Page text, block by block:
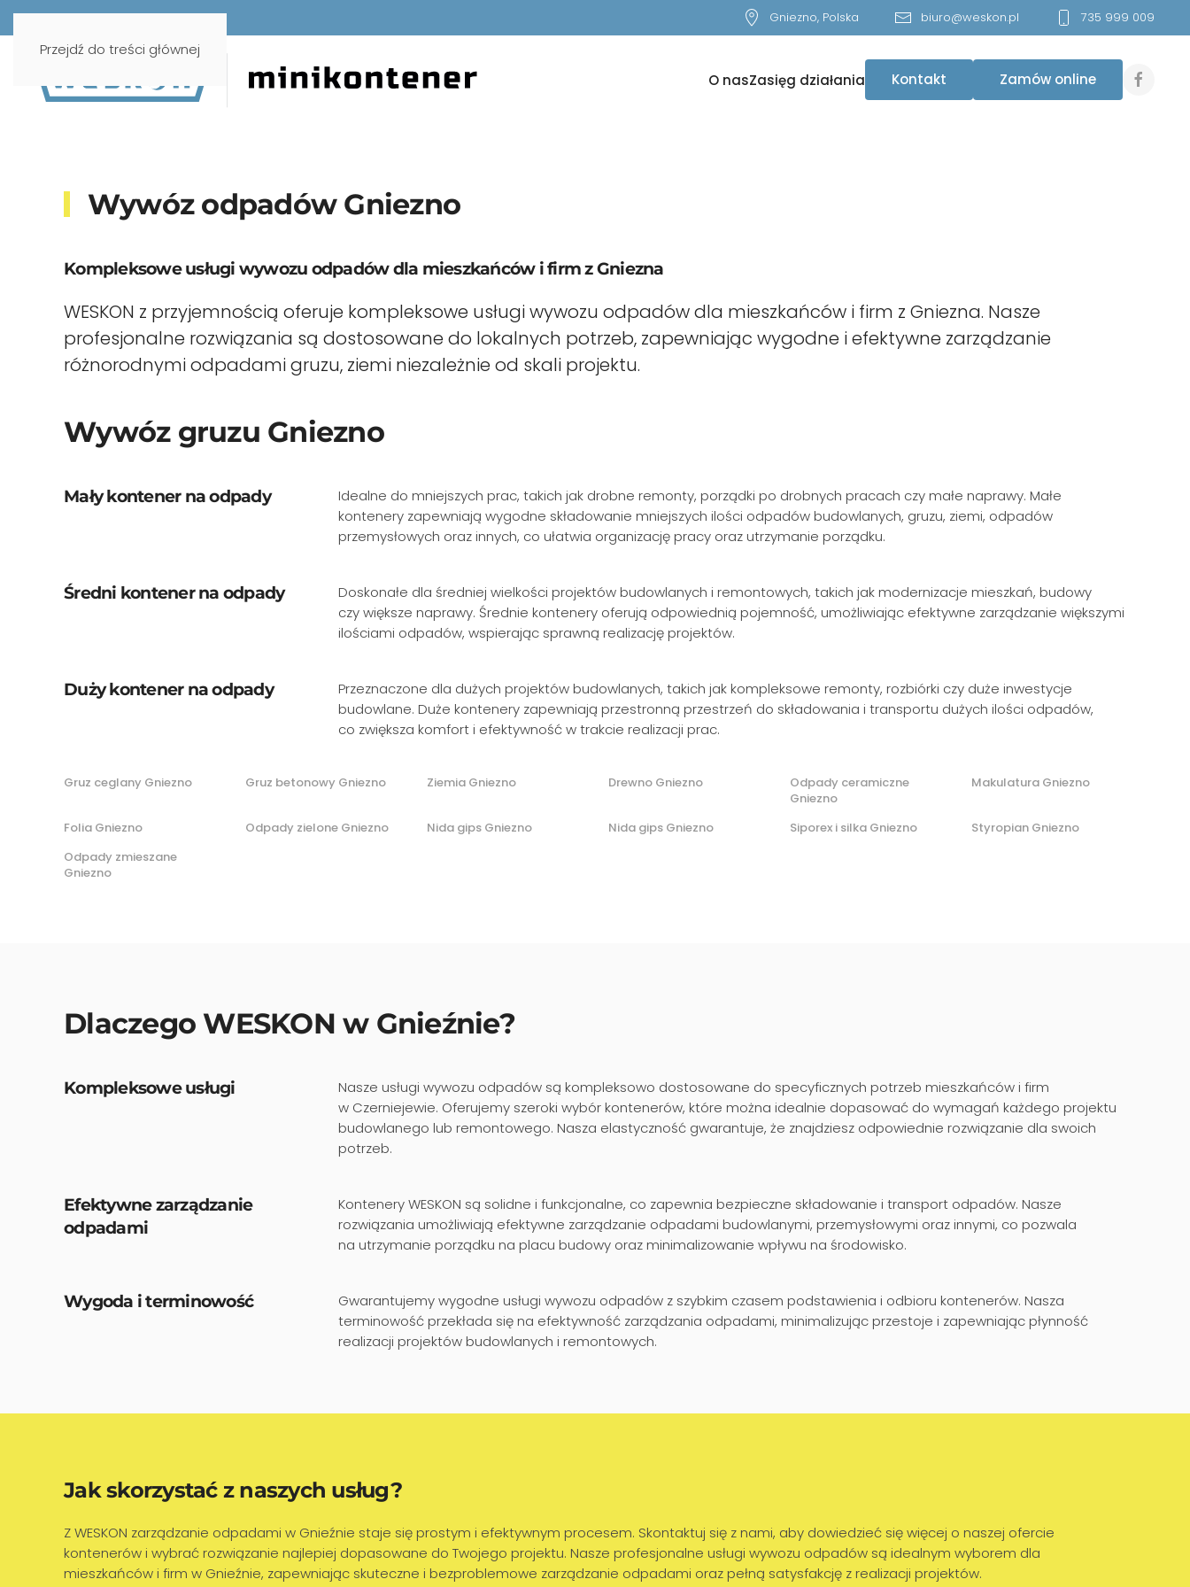
Przejdź do treści głównej
Gniezno, Polska biuro@weskon.pl 735 999 009
O nasZasięg działania Kontakt Zamów online
Wywóz odpadów Gniezno
Kompleksowe usługi wywozu odpadów dla mieszkańców i firm z Gniezna
WESKON z przyjemnością oferuje kompleksowe usługi wywozu odpadów dla mieszkańców i firm z Gniezna. Nasze
profesjonalne rozwiązania są dostosowane do lokalnych potrzeb, zapewniając wygodne i efektywne zarządzanie
różnorodnymi odpadami gruzu, ziemi niezależnie od skali projektu.
Wywóz gruzu Gniezno
Mały kontener na odpady
Idealne do mniejszych prac, takich jak drobne remonty, porządki po drobnych pracach czy małe naprawy. Małe
kontenery zapewniają wygodne składowanie mniejszych ilości odpadów budowlanych, gruzu, ziemi, odpadów
przemysłowych oraz innych, co ułatwia organizację pracy oraz utrzymanie porządku.
Średni kontener na odpady
Doskonałe dla średniej wielkości projektów budowlanych i remontowych, takich jak modernizacje mieszkań, budowy
czy większe naprawy. Średnie kontenery oferują odpowiednią pojemność, umożliwiając efektywne zarządzanie większymi
ilościami odpadów, wspierając sprawną realizację projektów.
Duży kontener na odpady
Przeznaczone dla dużych projektów budowlanych, takich jak kompleksowe remonty, rozbiórki czy duże inwestycje
budowlane. Duże kontenery zapewniają przestronną przestrzeń do składowania i transportu dużych ilości odpadów,
co zwiększa komfort i efektywność w trakcie realizacji prac.
Gruz ceglany Gniezno Gruz betonowy Gniezno Ziemia Gniezno Drewno Gniezno
Odpady ceramiczne
Gniezno
Makulatura Gniezno
Folia Gniezno Odpady zielone Gniezno Nida gips Gniezno Nida gips Gniezno Siporex i silka Gniezno
Styropian Gniezno
Odpady zmieszane
Gniezno
Dlaczego WESKON w Gnieźnie?
Kompleksowe usługi
Nasze usługi wywozu odpadów są kompleksowo dostosowane do specyficznych potrzeb mieszkańców i firm
w Czerniejewie. Oferujemy szeroki wybór kontenerów, które można idealnie dopasować do wymagań każdego projektu
budowlanego lub remontowego. Nasza elastyczność gwarantuje, że znajdziesz odpowiednie rozwiązanie dla swoich
potrzeb.
Efektywne zarządzanie
odpadami
Kontenery WESKON są solidne i funkcjonalne, co zapewnia bezpieczne składowanie i transport odpadów. Nasze
rozwiązania umożliwiają efektywne zarządzanie odpadami budowlanymi, przemysłowymi oraz innymi, co pozwala
na utrzymanie porządku na placu budowy oraz minimalizowanie wpływu na środowisko.
Wygoda i terminowość
Gwarantujemy wygodne usługi wywozu odpadów z szybkim czasem podstawienia i odbioru kontenerów. Nasza
terminowość przekłada się na efektywność zarządzania odpadami, minimalizując przestoje i zapewniając płynność
realizacji projektów budowlanych i remontowych.
Jak skorzystać z naszych usług?
Z WESKON zarządzanie odpadami w Gnieźnie staje się prostym i efektywnym procesem. Skontaktuj się z nami, aby dowiedzieć się więcej o naszej ofercie
kontenerów i wybrać rozwiązanie najlepiej dopasowane do Twojego projektu. Nasze profesjonalne usługi wywozu odpadów są idealnym wyborem dla
mieszkańców i firm w Gnieźnie, zapewniając skuteczne i bezproblemowe zarządzanie odpadami oraz pełną satysfakcję z realizacji projektów.